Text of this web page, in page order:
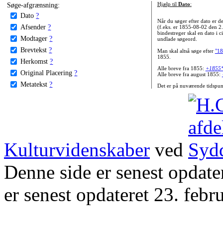
Søge-afgrænsning:
Dato ?
Afsender ?
Modtager ?
Brevtekst ?
Herkomst ?
Original Placering ?
Metatekst ?
Hjælp til Dato:
Når du søger efter dato er
(f.eks. er 1855-08-02 den
bindestreger skal en dato i
undlade søgeord.
Man skal altså søge efter
1855.
Alle breve fra 1855:
Alle breve fra august 1855:
Det er på nuværende
Kulturvidenskaber ved
Denne side er senest
er senest opdateret 23.